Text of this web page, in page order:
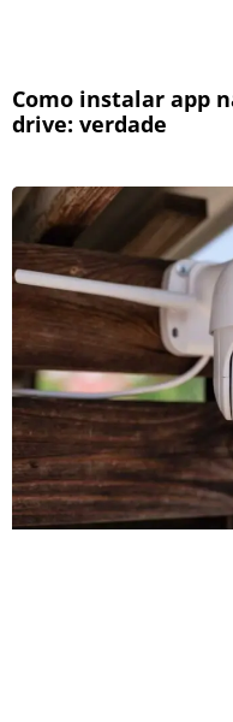
Como instalar app
drive: verdade